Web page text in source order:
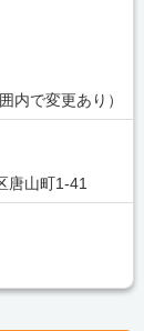
内で変更あり）
唐山町1-41